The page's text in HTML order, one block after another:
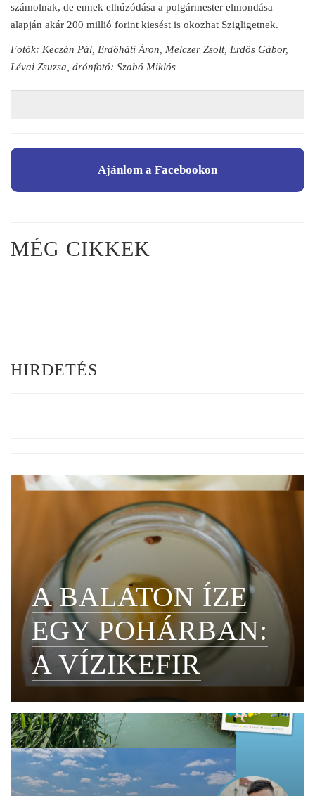
számolnak, de ennek elhúzódása a polgármester elmondása
alapján akár 200 millió forint kiesést is okozhat Szigligetnek.
Fotók: Keczán Pál, Erdőháti Áron, Melczer Zsolt, Erdős Gábor,
Lévai Zsuzsa, drónfotó: Szabó Miklós
Ajánlom a Facebookon
MÉG CIKKEK
HIRDETÉS
A BALATON ÍZE
EGY POHÁRBAN:
A VÍZIKEFIR